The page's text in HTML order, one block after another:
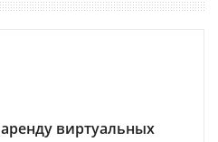
виртуальных